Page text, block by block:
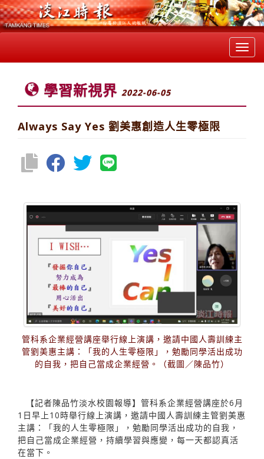
學習新視界 2022-06-05
Always Say Yes 劉美惠創造人生零極限
管科系企業經營講座舉行線上演講，邀請中國人壽訓練主
管劉美惠主講：「我的人生零極限」，勉勵同學活出成功
的自我，把自己當成企業經營。（截圖／陳品竹）
【記者陳品竹淡水校園報導】管科系企業經營講座於6月
1日早上10時舉行線上演講，邀請中國人壽訓練主管劉美惠
主講：「我的人生零極限」，勉勵同學活出成功的自我，
把自己當成企業經營，持續學習與應變，每一天都認真活
在當下。